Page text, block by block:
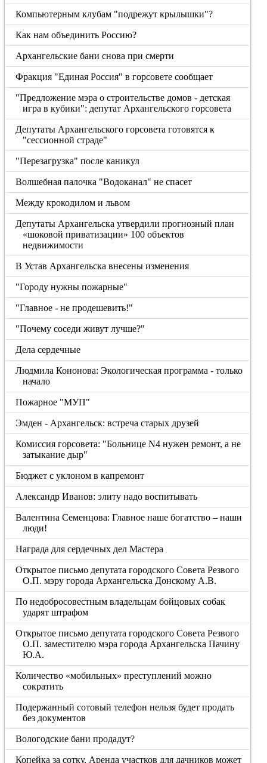
Компьютерным клубам "подрежут крылышки"?
Как нам объединить Россию?
Архангельские бани снова при смерти
Фракция "Единая Россия" в горсовете сообщает
"Предложение мэра о строительстве домов - детская
игра в кубики": депутат Архангельского горсовета
Депутаты Архангельского горсовета готовятся к
"сессионной страде"
"Перезагрузка" после каникул
Волшебная палочка "Водоканал" не спасет
Между крокодилом и львом
Депутаты Архангельска утвердили прогнозный план
«шоковой приватизации» 100 объектов
недвижимости
В Устав Архангельска внесены изменения
"Городу нужны пожарные"
"Главное - не продешевить!"
"Почему соседи живут лучше?"
Дела сердечные
Людмила Кононова: Экологическая программа - только
начало
Пожарное "МУП"
Эмден - Архангельск: встреча старых друзей
Комиссия горсовета: "Больнице N4 нужен ремонт, а не
затыкание дыр"
Бюджет с уклоном в капремонт
Александр Иванов: элиту надо воспитывать
Валентина Семенцова: Главное наше богатство – наши
люди!
Награда для сердечных дел Мастера
Открытое письмо депутата городского Совета Резвого
О.П. мэру города Архангельска Донскому А.В.
По недобросовестным владельцам бойцовых собак
ударят штрафом
Открытое письмо депутата городского Совета Резвого
О.П. заместителю мэра города Архангельска Пачину
Ю.А.
Количество «мобильных» преступлений можно
сократить
Подержанный сотовый телефон нельзя будет продать
без документов
Вологодские бани продадут?
Копейка за сотку. Аренда участков для дачников может